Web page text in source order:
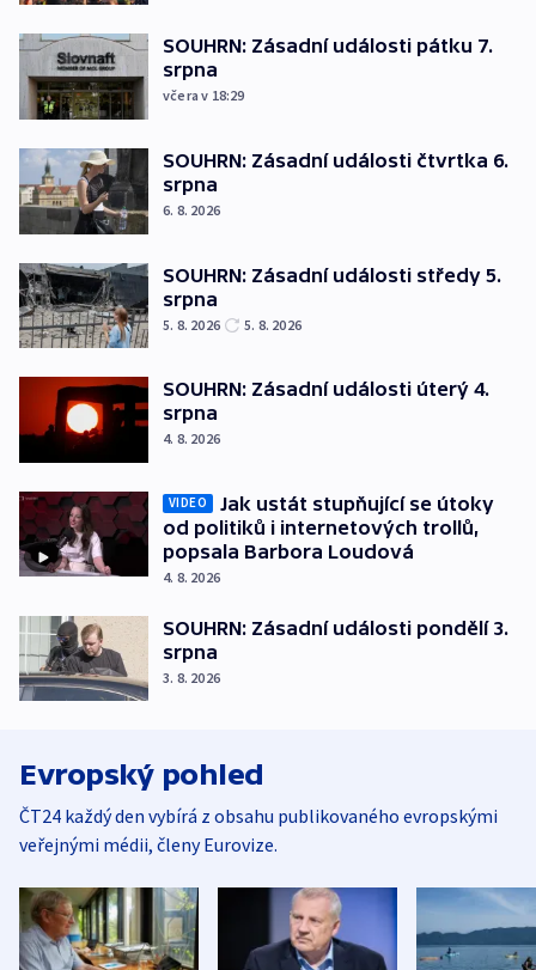
SOUHRN: Zásadní události pátku 7.
srpna
včera v 18:29
SOUHRN: Zásadní události čtvrtka 6.
srpna
6. 8. 2026
SOUHRN: Zásadní události středy 5.
srpna
5. 8. 2026 5. 8. 2026
SOUHRN: Zásadní události úterý 4.
srpna
4. 8. 2026
VIDEO
Jak ustát stupňující se útoky
od politiků i internetových trollů,
popsala Barbora Loudová
4. 8. 2026
SOUHRN: Zásadní události pondělí 3.
srpna
3. 8. 2026
Evropský pohled
ČT24 každý den vybírá z obsahu publikovaného evropskými
veřejnými médii, členy Eurovize.